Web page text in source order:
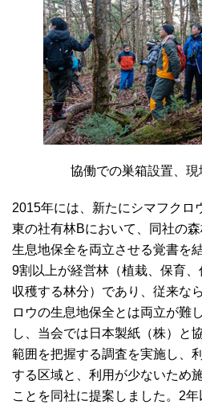
協働での巣箱設置、
2015年には、新たにシマフクロ
東の社有林Bにおいて、同社の
生息地保全を両立させる覚書を
9割以上が経営林（植栽、保育
収穫する林分）であり、従来な
ロウの生息地保全とは両立が難
し、当会では日本製紙（株）と
範囲を把握する調査を実施し、
する区域と、利用が少ないため
ことを同社に提案しました。2